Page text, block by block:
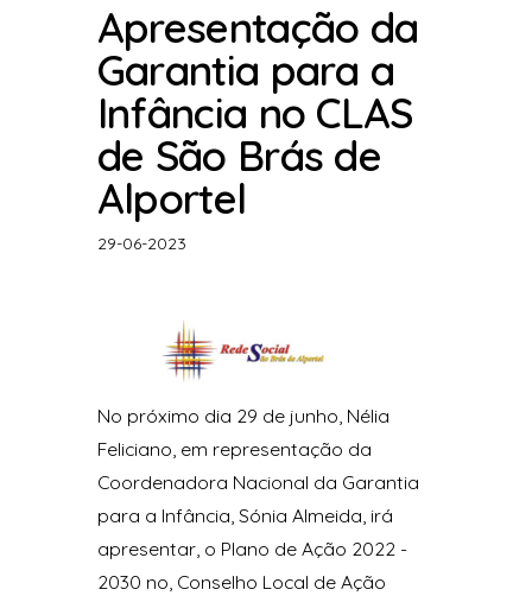
Apresentação da
Garantia para a
Infância no CLAS
de São Brás de
Alportel
29-06-2023
No próximo dia 29 de junho, Nélia
Feliciano, em representação da
Coordenadora Nacional da Garantia
para a Infância, Sónia Almeida, irá
apresentar, o Plano de Ação 2022 -
2030 no, Conselho Local de Ação